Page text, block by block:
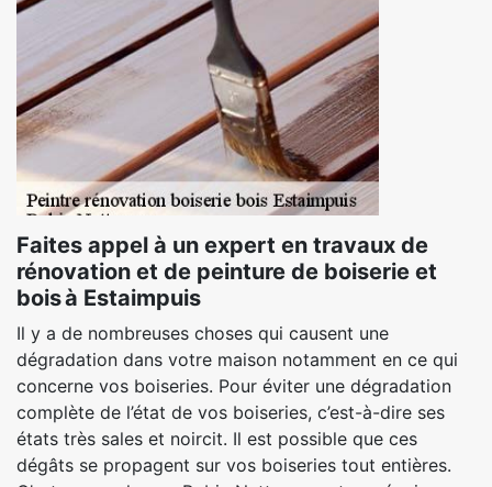
Faites appel à un expert en travaux de
rénovation et de peinture de boiserie et
bois à Estaimpuis
Il y a de nombreuses choses qui causent une
dégradation dans votre maison notamment en ce qui
concerne vos boiseries. Pour éviter une dégradation
complète de l’état de vos boiseries, c’est-à-dire ses
états très sales et noircit. Il est possible que ces
dégâts se propagent sur vos boiseries tout entières.